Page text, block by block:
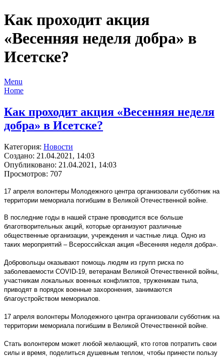
Как проходит акция
«Весенняя неделя добра» в
Исетске?
Menu
Home
Как проходит акция «Весенняя неделя
добра» в Исетске?
Категория: Новости
Создано: 21.04.2021, 14:03
Опубликовано: 21.04.2021, 14:03
Просмотров: 707
17 апреля волонтеры Молодежного центра организовали субботник на
территории мемориала погибшим в Великой Отечественной войне.
В последние годы в нашей стране проводится все больше
благотворительных акций, которые организуют различные
общественные организации, учреждения и частные лица. Одно из
таких мероприятий – Всероссийская акция «Весенняя неделя добра».
Добровольцы оказывают помощь людям из групп риска по
заболеваемости COVID-19, ветеранам Великой Отечественной войны,
участникам локальных военных конфликтов, труженикам тыла,
приводят в порядок военные захоронения, занимаются
благоустройством мемориалов.
17 апреля волонтеры Молодежного центра организовали субботник на
территории мемориала погибшим в Великой Отечественной войне.
Стать волонтером может любой желающий, кто готов потратить свои
силы и время, поделиться душевным теплом, чтобы принести пользу